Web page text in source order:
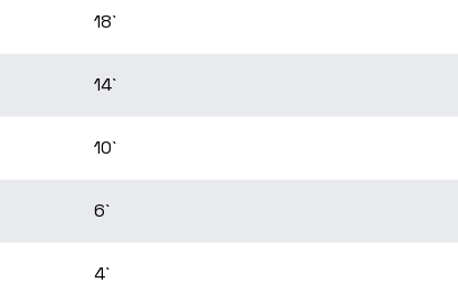
18`
14`
10`
6`
4`